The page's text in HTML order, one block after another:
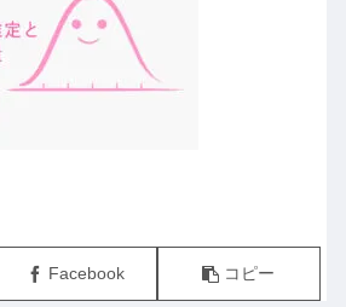
Facebook コピー